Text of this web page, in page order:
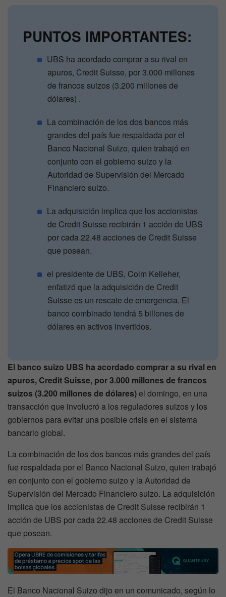
PUNTOS IMPORTANTES:
UBS ha acordado comprar a su rival en
apuros, Credit Suisse, por 3.000 millones
de francos suizos (3.200 millones de
dólares) .
La combinación de los dos bancos más
grandes del país fue respaldada por el
Banco Nacional Suizo, quien trabajó en
conjunto con el gobierno suizo y la
Autoridad de Supervisión del Mercado
Financiero suizo.
La adquisición implica que los accionistas
de Credit Suisse recibirán 1 acción de UBS
por cada 22.48 acciones de Credit Suisse
que posean.
el presidente de UBS, Colm Kelleher,
enfatizó que la adquisición de Credit
Suisse es un rescate de emergencia. El
banco combinado tendrá 5 billones de
dólares en activos invertidos.
El banco suizo UBS ha acordado comprar a su rival en
apuros, Credit Suisse, por 3.000 millones de francos
suizos (3.200 millones de dólares)el domingo, en una
transacción que involucró a los reguladores suizos y los
gobiernos para evitar una posible crisis en el sistema
bancario global.
La combinación de los dos bancos más grandes del país
fue respaldada por el Banco Nacional Suizo, quien trabajó
en conjunto con el gobierno suizo y la Autoridad de
Supervisión del Mercado Financiero suizo. La adquisición
implica que los accionistas de Credit Suisse recibirán 1
acción de UBS por cada 22.48 acciones de Credit Suisse
que posean.
El Banco Nacional Suizo dijo en un comunicado, según lo